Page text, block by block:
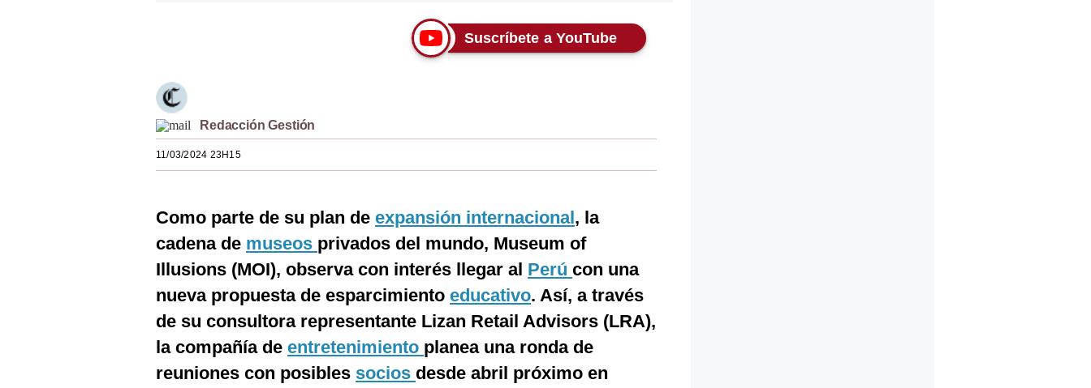
Suscríbete a YouTube
Redacción Gestión
11/03/2024 23H15
Como parte de su plan de expansión internacional, la
cadena de museos privados del mundo, Museum of
Illusions (MOI), observa con interés llegar al Perú con una
nueva propuesta de esparcimiento educativo. Así, a través
de su consultora representante Lizan Retail Advisors (LRA),
la compañía de entretenimiento planea una ronda de
reuniones con posibles socios desde abril próximo en